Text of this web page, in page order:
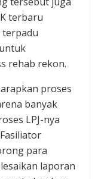
terbaru
rehab rekon.
proses
banyak
LPJ-nya
para
laporan